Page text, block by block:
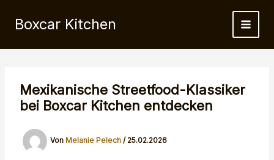
InhaltBoxcar Kitchen
Mexikanische Streetfood-Klassiker
bei Boxcar Kitchen entdecken
Von Melanie Pelech / 25.02.2026